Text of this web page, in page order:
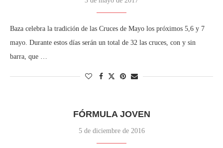
Baza celebra la tradición de las Cruces de Mayo los próximos 5,6 y 7
mayo. Durante estos días serán un total de 32 las cruces, con y sin
barra, que …
FÓRMULA JOVEN
5 de diciembre de 2016